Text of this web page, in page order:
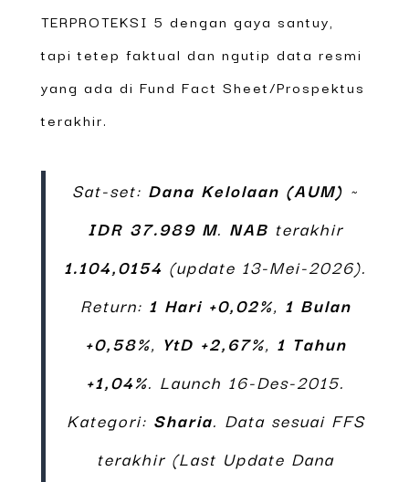
TERPROTEKSI 5 dengan gaya santuy,
tapi tetep faktual dan ngutip data resmi
yang ada di Fund Fact Sheet/Prospektus
terakhir.
Sat-set: Dana Kelolaan (AUM) ~
IDR 37.989 M. NAB terakhir
1.104,0154 (update 13-Mei-2026).
Return: 1 Hari +0,02%, 1 Bulan
+0,58%, YtD +2,67%, 1 Tahun
+1,04%. Launch 16-Des-2015.
Kategori: Sharia. Data sesuai FFS
terakhir (Last Update Dana